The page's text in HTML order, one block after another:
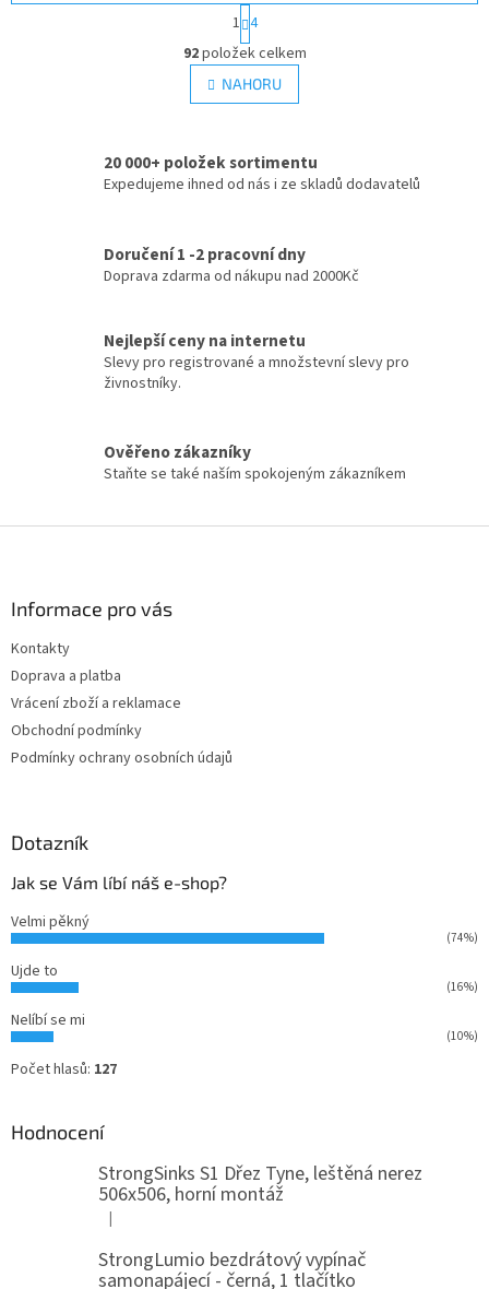
O
v
l
á
c
í
v
k
ý
p
i
S
t
r
á
n
k
á
n
1 4
92položek celkem
NAHORU
20 000+ položek sortimentu
Expedujeme ihned od nás i ze skladů dodavatelů
Doručení 1 -2 pracovní dny
Doprava zdarma od nákupu nad 2000Kč
Nejlepší ceny na internetu
Slevy pro registrované a množstevní slevy pro
živnostníky.
Ověřeno zákazníky
Staňte se také naším spokojeným zákazníkem
Informace pro vás
Kontakty
Doprava a platba
Vrácení zboží a reklamace
Obchodní podmínky
Podmínky ochrany osobních údajů
Dotazník
Jak se Vám líbí náš e-shop?
Velmi pěkný
(74%)
Ujde to
(16%)
Nelíbí se mi
(10%)
Počet hlasů: 127
Hodnocení
StrongSinks S1 Dřez Tyne, leštěná nerez
506x506, horní montáž
Hodnocení produktu je 5 z 5 hvězdiček.
|
StrongLumio bezdrátový vypínač
samonapájecí - černá, 1 tlačítko